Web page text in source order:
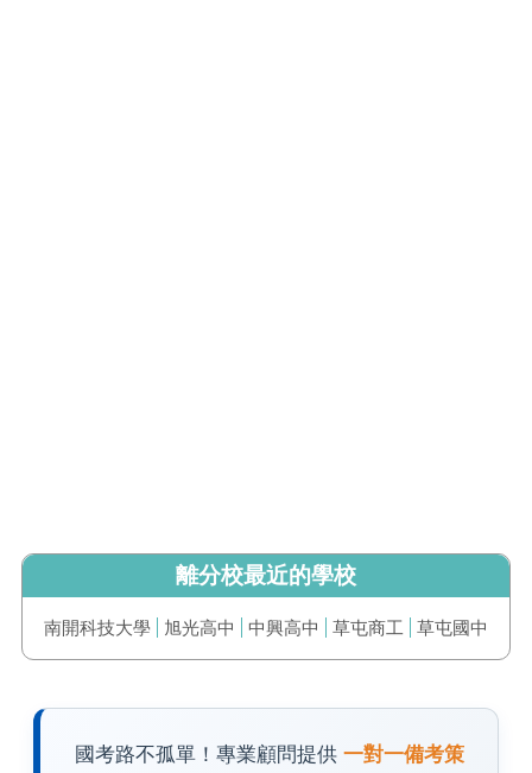
離分校最近的學校
南開科技大學 旭光高中 中興高中 草屯商工 草屯國中
國考路不孤單！專業顧問提供 一對一備考策